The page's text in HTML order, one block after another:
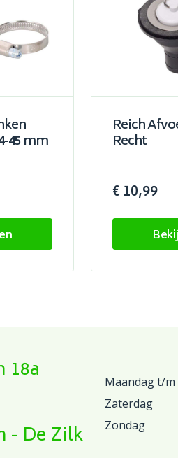
45 mm
Reich
Recht
€ 10,99
18a
- De Zilk
Maandag t/
Zaterdag
Zondag